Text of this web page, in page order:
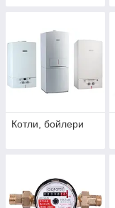
Котли, бойлери